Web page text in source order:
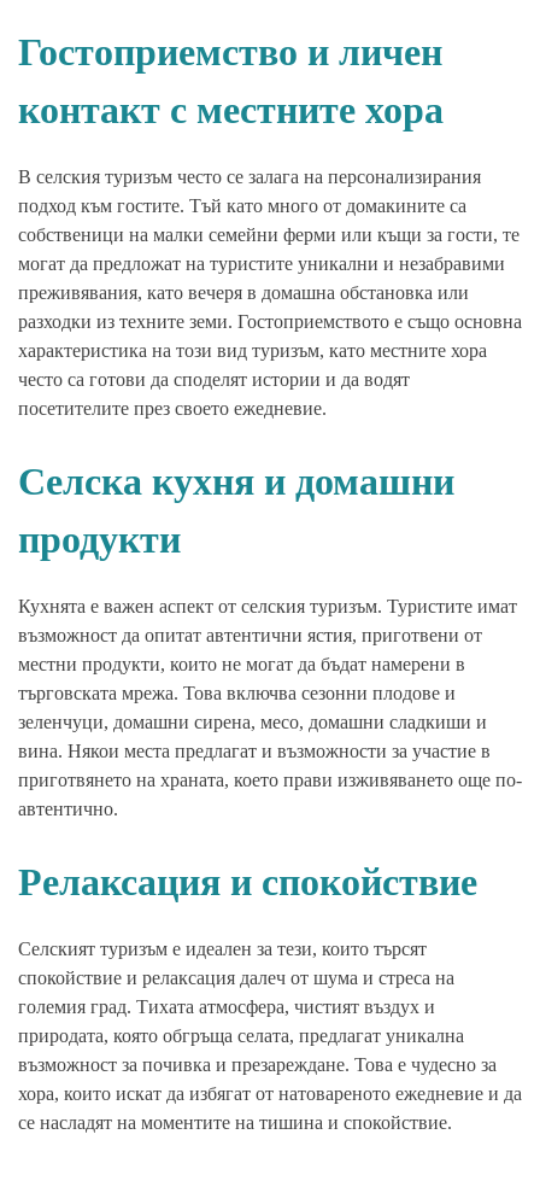
Гостоприемство и личен
контакт с местните хора
В селския туризъм често се залага на персонализирания
подход към гостите. Тъй като много от домакините са
собственици на малки семейни ферми или къщи за гости, те
могат да предложат на туристите уникални и незабравими
преживявания, като вечеря в домашна обстановка или
разходки из техните земи. Гостоприемството е също основна
характеристика на този вид туризъм, като местните хора
често са готови да споделят истории и да водят
посетителите през своето ежедневие.
Селска кухня и домашни
продукти
Кухнята е важен аспект от селския туризъм. Туристите имат
възможност да опитат автентични ястия, приготвени от
местни продукти, които не могат да бъдат намерени в
търговската мрежа. Това включва сезонни плодове и
зеленчуци, домашни сирена, месо, домашни сладкиши и
вина. Някои места предлагат и възможности за участие в
приготвянето на храната, което прави изживяването още по-
автентично.
Релаксация и спокойствие
Селският туризъм е идеален за тези, които търсят
спокойствие и релаксация далеч от шума и стреса на
големия град. Тихата атмосфера, чистият въздух и
природата, която обгръща селата, предлагат уникална
възможност за почивка и презареждане. Това е чудесно за
хора, които искат да избягат от натовареното ежедневие и да
се насладят на моментите на тишина и спокойствие.